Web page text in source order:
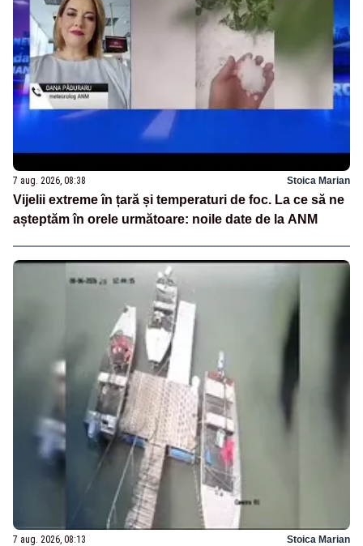
7 aug. 2026, 08:38 Stoica Marian
Vijelii extreme în țară și temperaturi de foc. La ce să ne
așteptăm în orele următoare: noile date de la ANM
7 aug. 2026, 08:13 Stoica Marian